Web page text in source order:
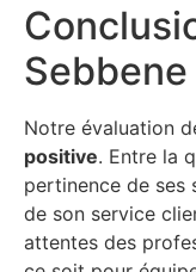
Notre évaluation
positive. Entre la
pertinence de ses
de son service
attentes des